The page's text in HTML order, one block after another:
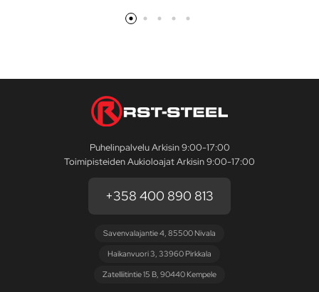
Puhelinpalvelu Arkisin 9:00-17:00
Toimipisteiden Aukioloajat Arkisin 9:00-17:00
+358 400 890 813
Savenvalajantie 4, 85500 Nivala
Haikanvuori 3, 33960 Pirkkala
Zatelliitintie 15 B, 90440 Kempele